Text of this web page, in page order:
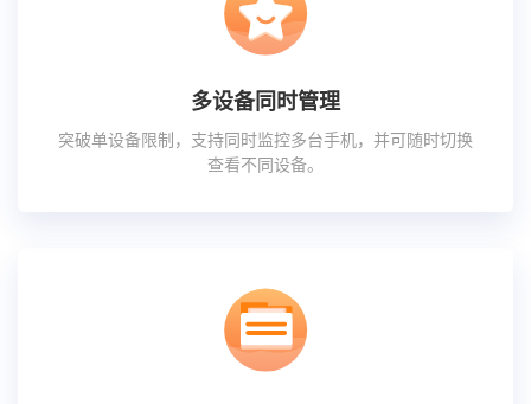
多设备同时管理
突破单设备限制，支持同时监控多台手机，并可随时切换
查看不同设备。